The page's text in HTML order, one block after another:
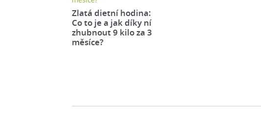
Zlatá dietní hodina:
Co to je a jak díky ní
zhubnout 9 kilo za 3
měsíce?